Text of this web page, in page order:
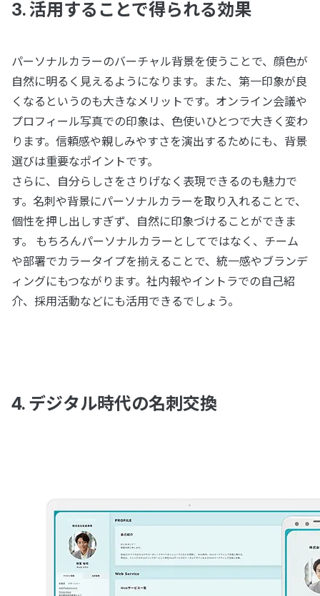
3. 活用することで得られる効果
パーソナルカラーのバーチャル背景を使うことで、顔色が
自然に明るく見えるようになります。また、第一印象が良
くなるというのも大きなメリットです。オンライン会議や
プロフィール写真での印象は、色使いひとつで大きく変わ
ります。信頼感や親しみやすさを演出するためにも、背景
選びは重要なポイントです。
さらに、自分らしさをさりげなく表現できるのも魅力で
す。名刺や背景にパーソナルカラーを取り入れることで、
個性を押し出しすぎず、自然に印象づけることができま
す。 もちろんパーソナルカラーとしてではなく、チーム
や部署でカラータイプを揃えることで、統一感やブランデ
ィングにもつながります。社内報やイントラでの自己紹
介、採用活動などにも活用できるでしょう。
4. デジタル時代の名刺交換